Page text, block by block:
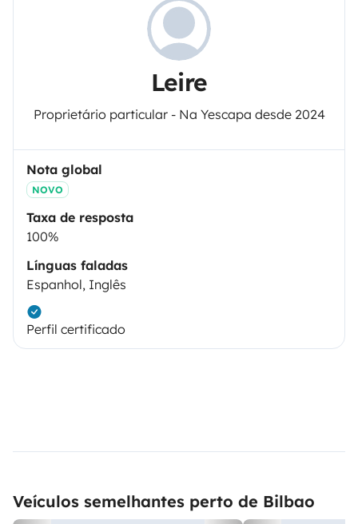
Leire
Proprietário particular - Na Yescapa desde 2024
Nota global
NOVO
Taxa de resposta
100%
Línguas faladas
Espanhol, Inglês
Perfil certificado
Veículos semelhantes perto de Bilbao